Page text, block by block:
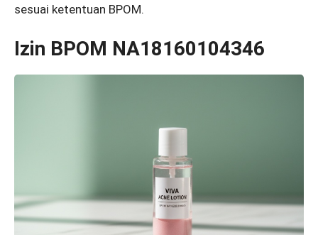
sesuai ketentuan BPOM.
Izin BPOM NA18160104346